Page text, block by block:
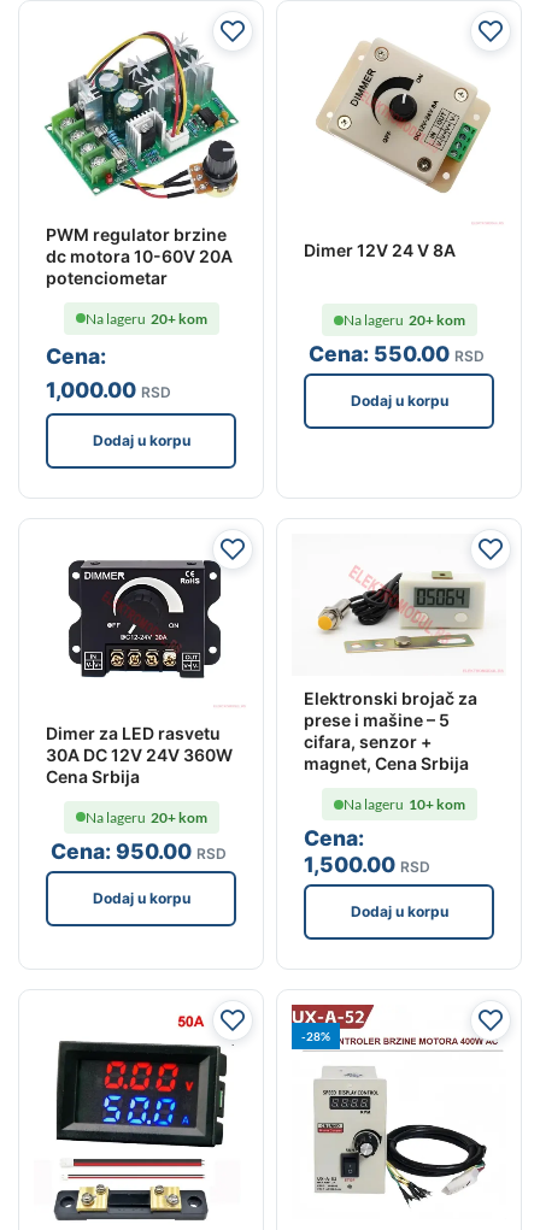
PWM regulator brzine
dc motora 10-60V 20A
potenciometar
Cena:
1,000.00 RSD
Na lageru 20+ kom
Dodaj u korpu
Dimer 12V 24 V 8A
Cena: 550.00 RSD
Na lageru 20+ kom
Dodaj u korpu
Dimer za LED rasvetu
30A DC 12V 24V 360W
Cena Srbija
Cena:950.00 RSD
Na lageru 20+ kom
Dodaj u korpu
Elektronski brojač za
prese i mašine – 5
cifara, senzor +
magnet, Cena Srbija
Cena:
1,500.00 RSD
Na lageru 10+ kom
Dodaj u korpu
-28%